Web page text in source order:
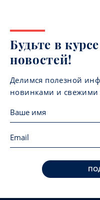
Будьте в
новостей!
Делимся полезной
новинками и свежими